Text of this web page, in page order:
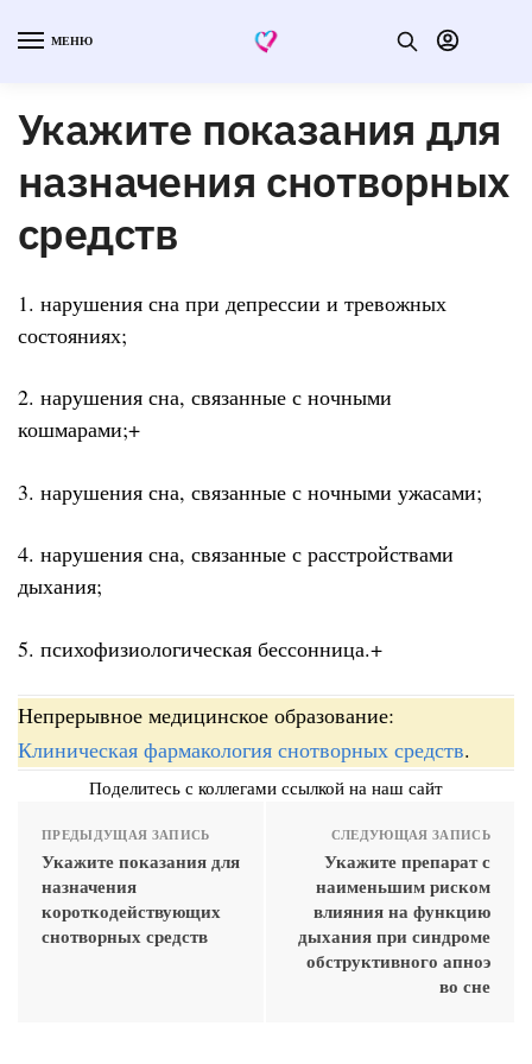
МЕНЮ
Укажите показания для
назначения снотворных
средств
1. нарушения сна при депрессии и тревожных
состояниях;
2. нарушения сна, связанные с ночными
кошмарами;+
3. нарушения сна, связанные с ночными ужасами;
4. нарушения сна, связанные с расстройствами
дыхания;
5. психофизиологическая бессонница.+
Непрерывное медицинское образование:
Клиническая фармакология снотворных средств.
Поделитесь с коллегами ссылкой на наш сайт
ПРЕДЫДУЩАЯ ЗАПИСЬ
Укажите показания для
назначения
короткодействующих
снотворных средств
СЛЕДУЮЩАЯ ЗАПИСЬ
Укажите препарат с
наименьшим риском
влияния на функцию
дыхания при синдроме
обструктивного апноэ
во сне